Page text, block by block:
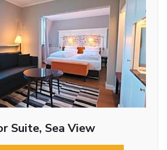
Suite, Sea View